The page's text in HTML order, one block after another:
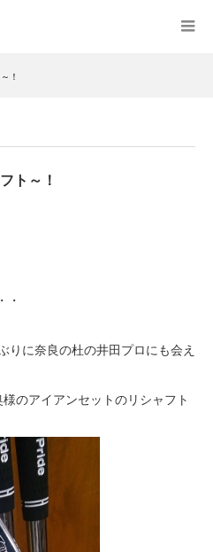
！
ト～！
・
りに奈良の杜の井田プロにも会え
のアイアンセットのリシャフト